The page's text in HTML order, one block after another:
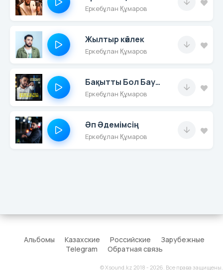
Еркебұлан Құмаров
Жылтыр көйлек
Еркебұлан Құмаров
Бақытты Бол Бауырым
Еркебұлан Құмаров
Әп Әдемімсің
Еркебұлан Құмаров
Альбомы Казахские Российские
Зарубежные
Telegram
Обратная связь
© Xsound.kz 2018 - 2026. Все права защищены.